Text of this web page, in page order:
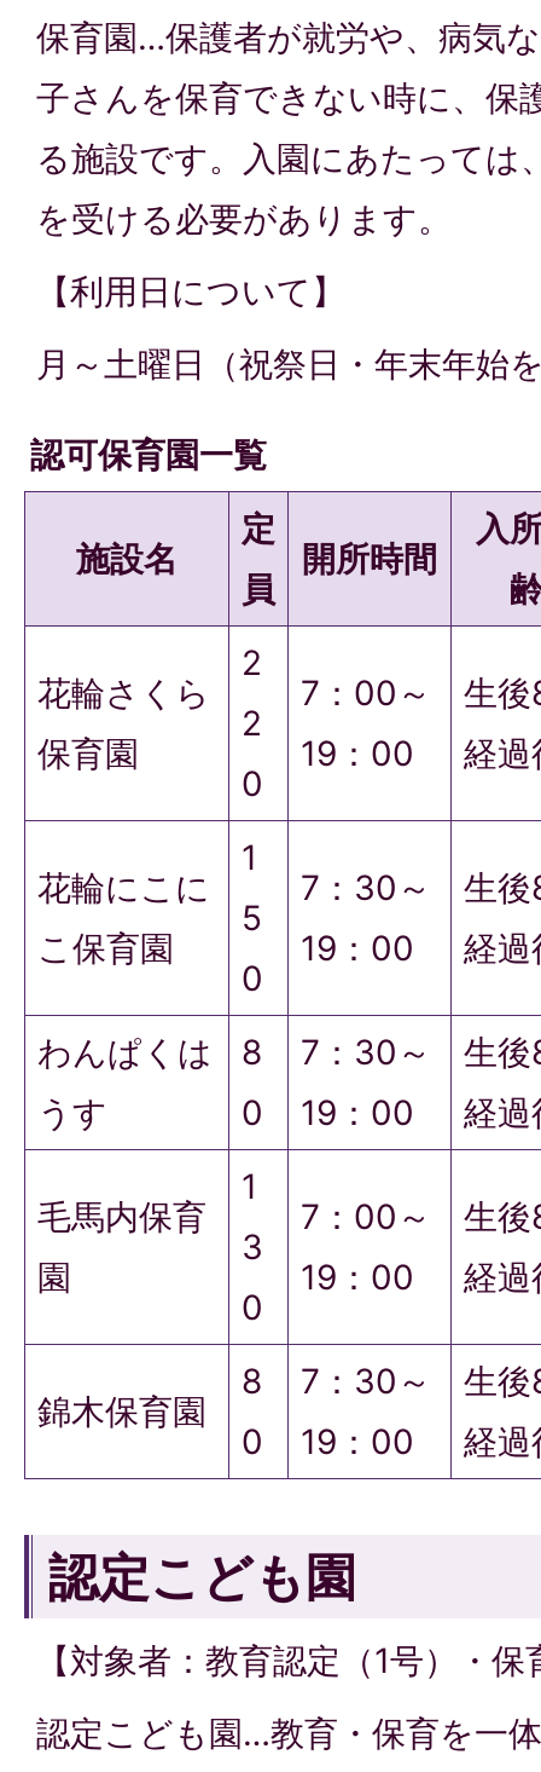
保育園…保護者が就労や、病気
子さんを保育できない時に、保
る施設です。入園にあたっては
を受ける必要があります。
【利用日について】
月～土曜日（祝祭日・年末年始
認可保育園一覧
施設名
定
員
開所時間
入
花輪さくら
保育園
2
2
0
7：00～
19：00
生後
経過
花輪にこに
こ保育園
1
5
0
7：30～
19：00
生後
経過
わんぱくは
うす
8
0
7：30～
19：00
生後
経過
毛馬内保育
園
1
3
0
7：00～
19：00
生後
経過
錦木保育園
8
0
7：30～
19：00
生後
経過
認定こども園
【対象者：教育認定（1号）・
認定こども園…教育・保育を一